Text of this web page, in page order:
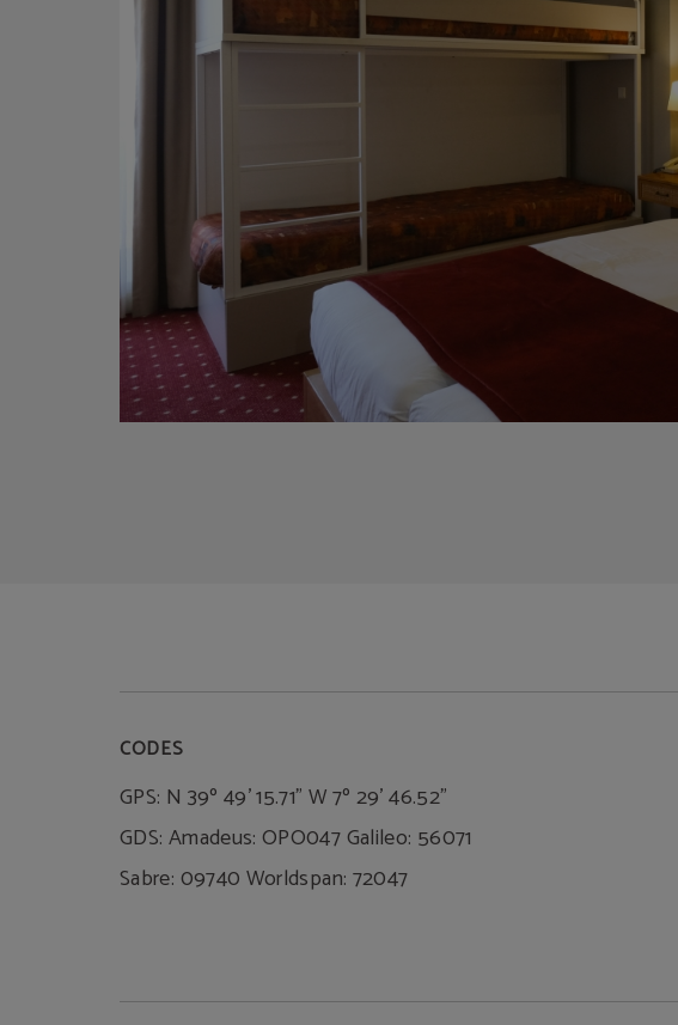
CODES
GPS: N 39º 49' 15.71" W 7º 29' 46.52"
GDS: Amadeus: OPO047 Galileo: 56071
Sabre: 09740 Worldspan: 72047